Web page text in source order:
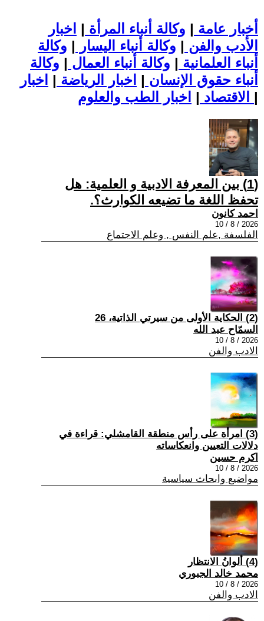
أخبار عامة | وكالة أنباء المرأة | اخبار
الأدب والفن | وكالة أنباء اليسار | وكالة
أنباء العلمانية | وكالة أنباء العمال | وكالة
أنباء حقوق الإنسان | اخبار الرياضة | اخبار
الاقتصاد | |
(1) بين المعرفة الادبية و العلمية: هل
تحفظ اللغة ما تضيعه الكوارث؟.
احمد كانون
2026 / 8 / 10
الفلسفة ,علم النفس , وعلم الاجتماع
(2) الحكاية الأولى من سيرتي الذاتية، 26
السمّاح عبد الله
2026 / 8 / 10
الادب والفن
(3) امرأة على رأس منطقة القامشلي: قراءة في
دلالات التعيين وانعكاساته
اكرم حسين
2026 / 8 / 10
مواضيع وابحاث سياسية
(4) ألوانُ الانتظار
محمد خالد الجبوري
2026 / 8 / 10
الادب والفن